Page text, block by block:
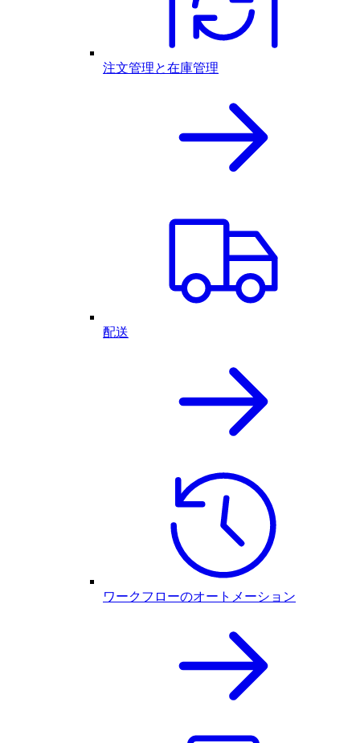
注文管理と在庫管理
配送
ワークフローのオートメーション